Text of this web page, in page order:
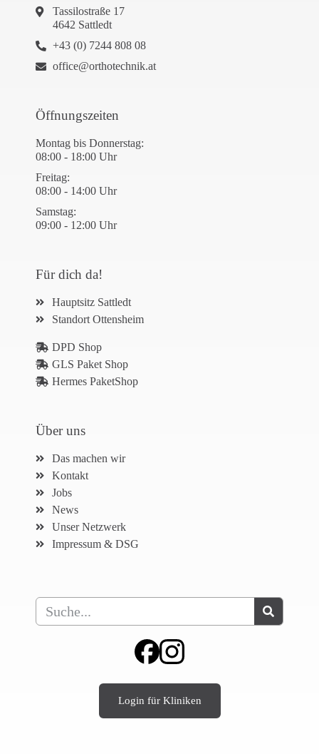
Tassilostraße 17
4642 Sattledt
+43 (0) 7244 808 08
office@orthotechnik.at
Öffnungszeiten
Montag bis Donnerstag:
08:00 - 18:00 Uhr
Freitag:
08:00 - 14:00 Uhr
Samstag:
09:00 - 12:00 Uhr
Für dich da!
Hauptsitz Sattledt
Standort Ottensheim
DPD Shop
GLS Paket Shop
Hermes PaketShop
Über uns
Das machen wir
Kontakt
Jobs
News
Unser Netzwerk
Impressum & DSG
Login für Kliniken